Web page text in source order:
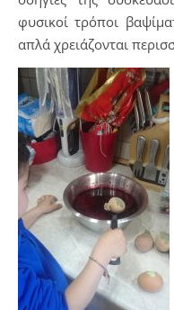
φυσικοί τρόποι
απλά χρειάζονται